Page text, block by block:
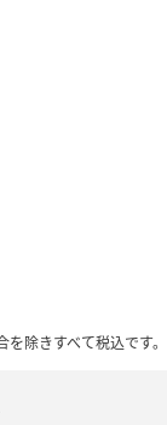
除きすべて税込です。